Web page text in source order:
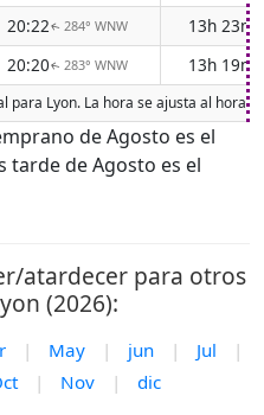
20:22↑ 284° WNW
13h 23m
20:20↑ 283° WNW 13h 19m
para Lyon. La hora se ajusta al
de Agosto es el
tarde de Agosto es el
atardecer para otros
(2026):
| May | jun | Jul
|
| Nov | dic